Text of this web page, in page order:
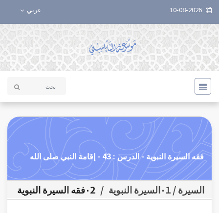
عربي
فقه السيرة النبوية - الدرس : 43 - إقامة النبي صلى الله
السيرة / ٠1السيرة النبوية / ٠2فقه السيرة النبوية